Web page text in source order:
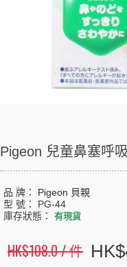
Pigeon 兒童鼻塞呼
品 牌： Pigeon 貝親
型 號： PG-44
庫存狀態： 有現貨
HK$108.0 / 件